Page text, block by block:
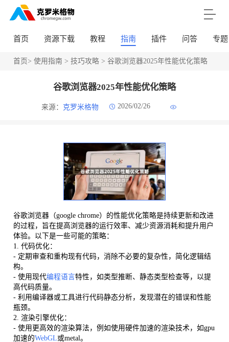
首页 资源下载 教程 指南 插件 问答 专题
首页> 使用指南 > 技巧攻略> 谷歌浏览器2025年性能优化策略
谷歌浏览器2025年性能优化策略
来源： 克罗米格物 2026/02/26
谷歌浏览器（google chrome）的性能优化策略是持续更新和改进
的过程，旨在提高浏览器的运行效率、减少资源消耗和提升用户
体验。以下是一些可能的策略：
1. 代码优化：
- 定期审查和重构现有代码，消除不必要的复杂性，简化逻辑结
构。
- 使用现代编程语言特性，如类型推断、静态类型检查等，以提
高代码质量。
- 利用编译器或工具进行代码静态分析，发现潜在的错误和性能
瓶颈。
2. 渲染引擎优化：
- 使用更高效的渲染算法，例如使用硬件加速的渲染技术，如gpu
加速的WebGL或metal。